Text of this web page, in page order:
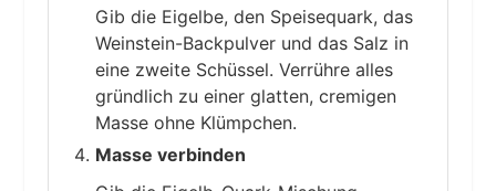
Gib die Eigelbe, den Speisequark, das
Weinstein-Backpulver und das Salz in
eine zweite Schüssel. Verrühre alles
gründlich zu einer glatten, cremigen
Masse ohne Klümpchen.
Masse verbinden